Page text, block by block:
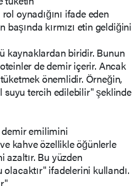
oynadığını ifade eden
başında kırmızı etin geldiğini
kaynaklardan biridir. Bunun
de demir içerir. Ancak
önemlidir. Örneğin,
suyu tercih edilebilir" şeklinde
emilimini
kahve özellikle öğünlerle
Bu yüzden
ifadelerini kullandı.